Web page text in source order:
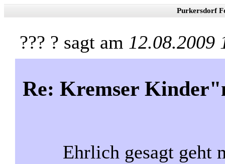
Purkersdorf
??? ? sagt am 12.08.2009
Re: Kremser
Ehrlich gesagt geht